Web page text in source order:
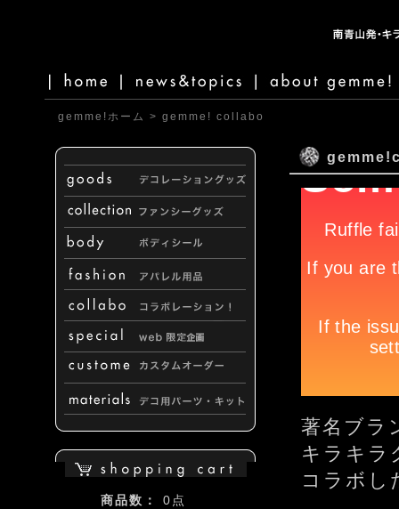
gemme!ホーム > gemme! collabo
著名ブラ
キラキラ
コラボし
商品数： 0点